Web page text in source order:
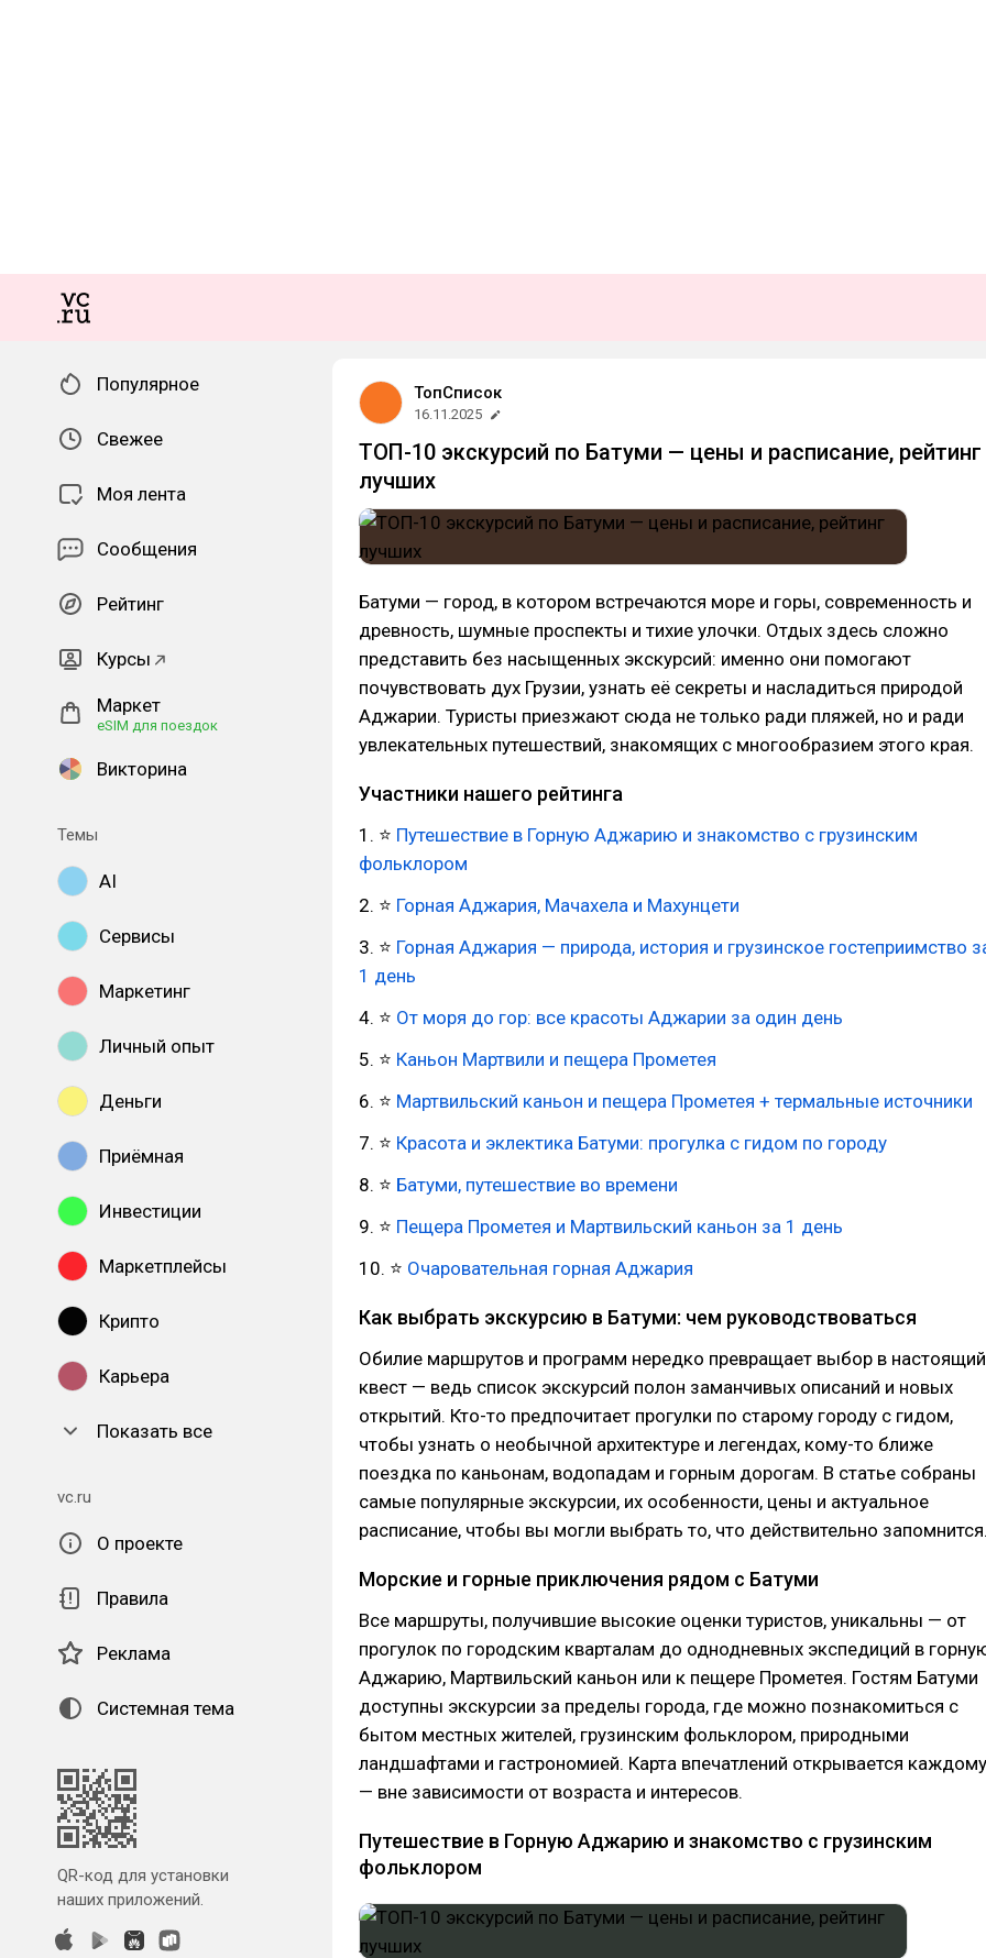
Популярное
Свежее
Моя лента
Сообщения
Рейтинг
Курсы
Маркет
eSIM для поездок
Викторина
Темы
AI
Сервисы
Маркетинг
Личный опыт
Деньги
Приёмная
Инвестиции
Маркетплейсы
Крипто
Карьера
Показать все
vc.ru
О проекте
Правила
Реклама
Системная тема
QR-код для установки
наших приложений.
ТопСписок
16.11.2025
ТОП-10 экскурсий по Батуми — цены и расписание, рейтинг
лучших
Батуми — город, в котором встречаются море и горы, современность и
древность, шумные проспекты и тихие улочки. Отдых здесь сложно
представить без насыщенных экскурсий: именно они помогают
почувствовать дух Грузии, узнать её секреты и насладиться природой
Аджарии. Туристы приезжают сюда не только ради пляжей, но и ради
увлекательных путешествий, знакомящих с многообразием этого края.
Участники нашего рейтинга
1. ⭐ Путешествие в Горную Аджарию и знакомство с грузинским
фольклором
2. ⭐ Горная Аджария, Мачахела и Махунцети
3. ⭐ Горная Аджария — природа, история и грузинское гостеприимство
1 день
4. ⭐ От моря до гор: все красоты Аджарии за один день
5. ⭐ Каньон Мартвили и пещера Прометея
6. ⭐ Мартвильский каньон и пещера Прометея + термальные источники
7. ⭐ Красота и эклектика Батуми: прогулка с гидом по городу
8. ⭐ Батуми, путешествие во времени
9. ⭐ Пещера Прометея и Мартвильский каньон за 1 день
10. ⭐ Очаровательная горная Аджария
Как выбрать экскурсию в Батуми: чем руководствоваться
Обилие маршрутов и программ нередко превращает выбор в настоящий
квест — ведь список экскурсий полон заманчивых описаний и новых
открытий. Кто-то предпочитает прогулки по старому городу с гидом,
чтобы узнать о необычной архитектуре и легендах, кому-то ближе
поездка по каньонам, водопадам и горным дорогам. В статье собраны
самые популярные экскурсии, их особенности, цены и актуальное
расписание, чтобы вы могли выбрать то, что действительно
Морские и горные приключения рядом с Батуми
Все маршруты, получившие высокие оценки туристов, уникальны — от
прогулок по городским кварталам до однодневных экспедиций в
Аджарию, Мартвильский каньон или к пещере Прометея. Гостям Батуми
доступны экскурсии за пределы города, где можно познакомиться с
бытом местных жителей, грузинским фольклором, природными
ландшафтами и гастрономией. Карта впечатлений открывается каждому
— вне зависимости от возраста и интересов.
Путешествие в Горную Аджарию и знакомство с грузинским
фольклором